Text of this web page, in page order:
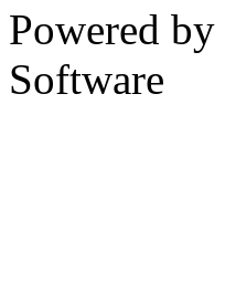
Powered by
Software